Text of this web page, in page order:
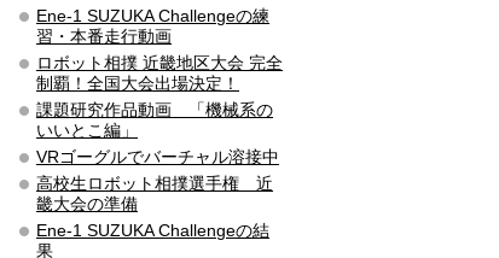
Ene-1 SUZUKA Challengeの練
習・本番走行動画
ロボット相撲 近畿地区大会 完全
制覇！全国大会出場決定！
課題研究作品動画 「機械系の
いいとこ編」
VRゴーグルでバーチャル溶接中
高校生ロボット相撲選手権 近
畿大会の準備
Ene-1 SUZUKA Challengeの結
果